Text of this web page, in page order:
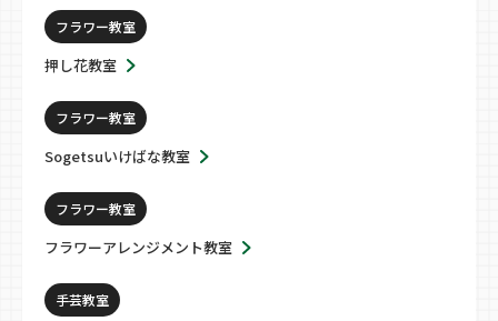
フラワー教室
押し花教室
フラワー教室
Sogetsuいけばな教室
フラワー教室
フラワーアレンジメント教室
手芸教室